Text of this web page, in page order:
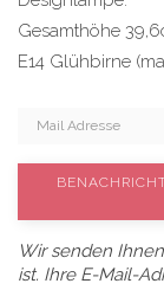
Gesamthöhe
E14 Glühbirne
Wir senden
ist. Ihre E-Mail-